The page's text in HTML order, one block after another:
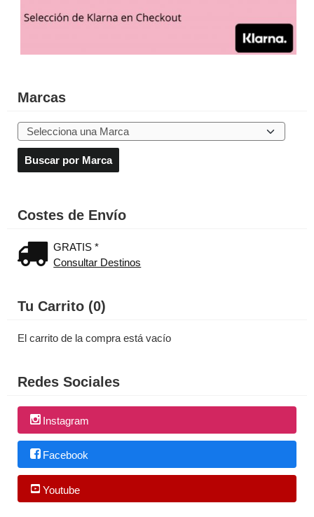
Marcas
Costes de Envío
GRATIS *
Consultar Destinos
Tu Carrito (0)
El carrito de la compra está vacío
Redes Sociales
Instagram
Facebook
Youtube